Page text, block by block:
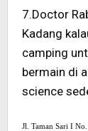
7.Doctor
Kadang
camping
bermain di
science
Jl. Taman Sari I